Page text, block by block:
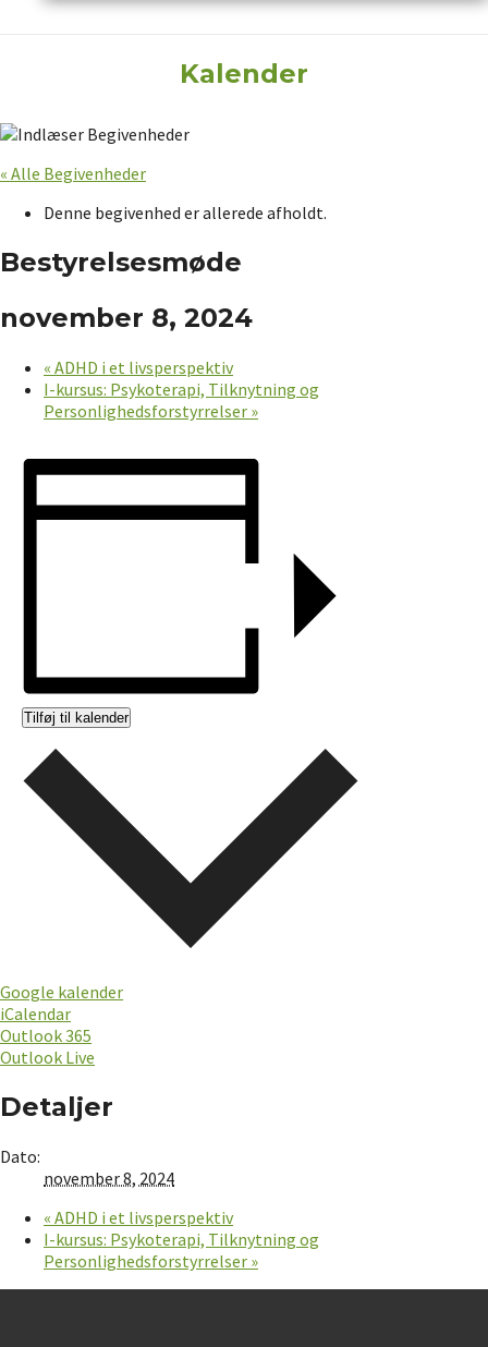
Kalender
« Alle Begivenheder
Denne begivenhed er allerede afholdt.
Bestyrelsesmøde
november 8, 2024
« ADHD i et livsperspektiv
I-kursus: Psykoterapi, Tilknytning og
Personlighedsforstyrrelser »
Tilføj til kalender
Google kalender
iCalendar
Outlook 365
Outlook Live
Detaljer
Dato:
november 8, 2024
« ADHD i et livsperspektiv
I-kursus: Psykoterapi, Tilknytning og
Personlighedsforstyrrelser »